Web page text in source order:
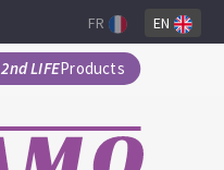
2nd LIFEProducts
FR EN